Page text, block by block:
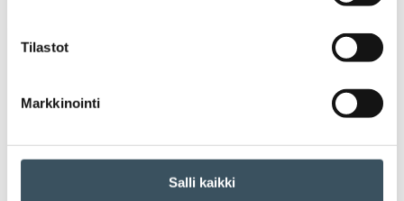
Tilastot
Markkinointi
Salli kaikki
01.06.2020 13:17 kiertotalous
Lausunto luonnoksesta hallituksen
esitykseksi jätelain ja eräiden muiden
Lausuntopyynnön diaarinumero: VN/538/2019 Kaupan
liiton lausunto, jätetty Lausuntopalveluun 1.6.2020 Yleiset